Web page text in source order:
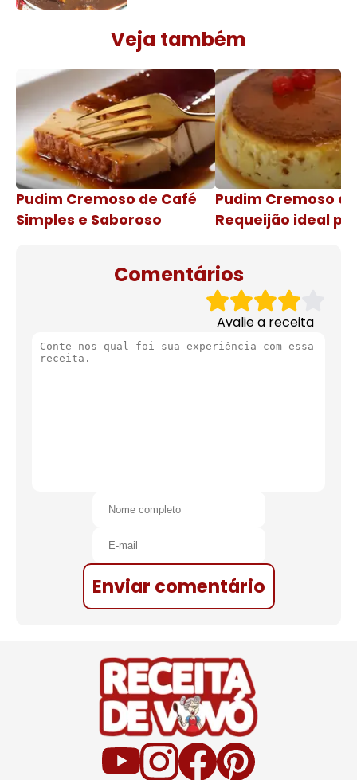
Veja também
Pudim Cremoso de Café
Simples e Saboroso
Pudim Cremoso
Requeijão ideal
Comentários
Avalie a receita
Enviar comentário